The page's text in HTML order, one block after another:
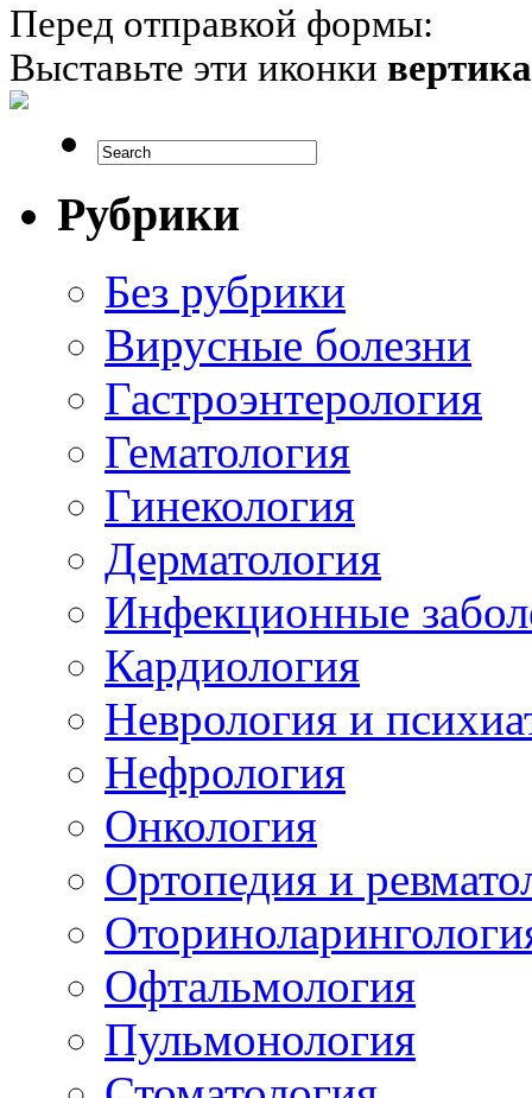
Перед отправкой формы:
Выставьте эти иконки
Рубрики
Без рубрики
Вирусные болезни
Гастроэнтерология
Гематология
Гинекология
Дерматология
Инфекционные
Кардиология
Неврология и
Нефрология
Онкология
Ортопедия и
Офтальмология
Пульмонология